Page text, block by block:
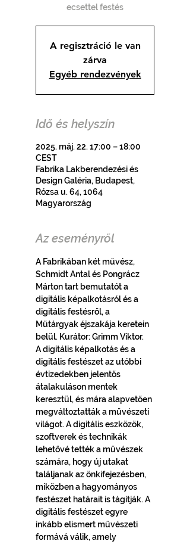
ecsettel festés
A regisztráció le van
zárva
Egyéb rendezvények
Idő és helyszín
2025. máj. 22. 17:00 – 18:00
CEST
Fabrika Lakberendezési és
Design Galéria, Budapest,
Rózsa u. 64, 1064
Magyarország
Az eseményről
A Fabrikában két művész,
Schmidt Antal és Pongrácz
Márton tart bemutatót a
digitális képalkotásról és a
digitális festésről, a
Műtárgyak éjszakája keretein
belül. Kurátor: Grimm Viktor.
A digitális képalkotás és a
digitális festészet az utóbbi
évtizedekben jelentős
átalakuláson mentek
keresztül, és mára alapvetően
megváltoztatták a művészeti
világot. A digitális eszközök,
szoftverek és technikák
lehetővé tették a művészek
számára, hogy új utakat
találjanak az önkifejezésben,
miközben a hagyományos
festészet határait is tágítják. A
digitális festészet egyre
inkább elismert művészeti
formává válik, amely